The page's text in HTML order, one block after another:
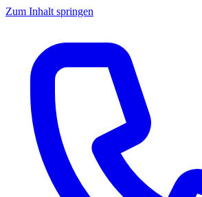
Zum Inhalt springen